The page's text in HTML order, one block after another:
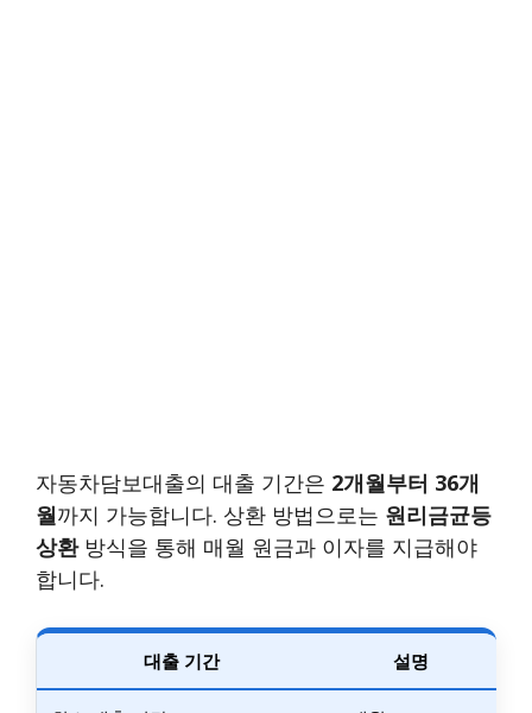
자동차담보대출의 대출 기간은 2개월부터 36개
월까지 가능합니다. 상환 방법으로는 원리금균등
상환방식을 통해 매월 원금과 이자를 지급해야
합니다.
대출 기간 설명